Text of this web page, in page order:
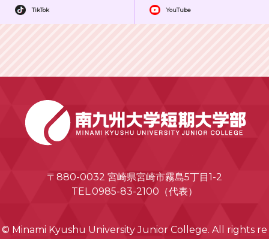
TikTok YouTube
〒880-0032 宮崎県宮崎市霧島5丁目1-2
TEL.0985-83-2100（代表）
© Minami Kyushu University Junior College. All rights re